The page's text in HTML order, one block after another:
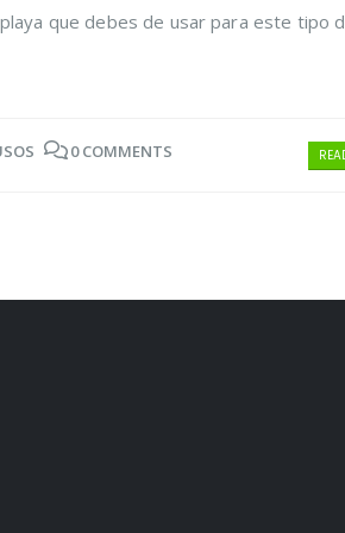
que debes de usar para este tipo
0 COMMENTS